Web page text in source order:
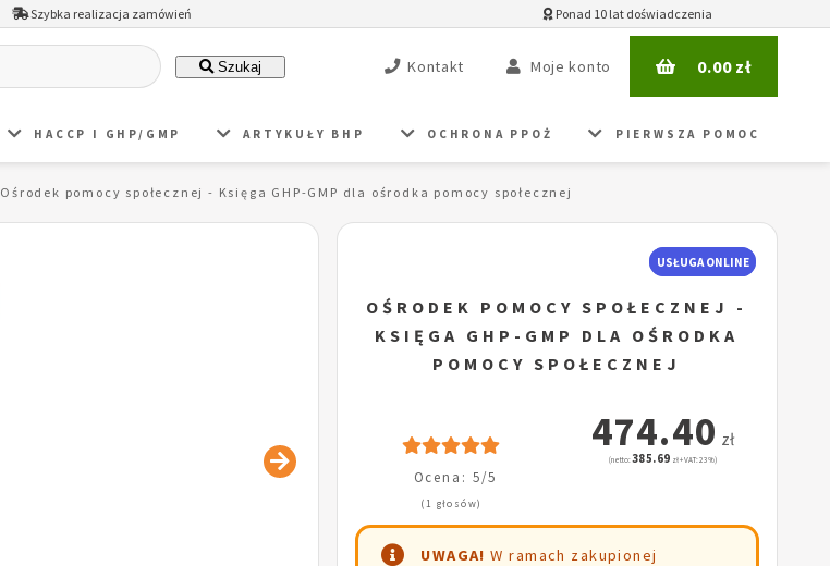
Szybka realizacja zamówień Ponad 10 lat doświadczenia
Szukaj Kontakt Moje konto 0.00zł
HACCP I GHP/GMP ARTYKUŁY BHP OCHRONA PPOŻ PIERWSZA POMOC
Ośrodek pomocy społecznej - Księga GHP-GMP dla ośrodka pomocy społecznej
USŁUGA ONLINE
OŚRODEK POMOCY SPOŁECZNEJ -
KSIĘGA GHP-GMP DLA OŚRODKA
POMOCY SPOŁECZNEJ
Ocena: 5/5
(1 głosów)
474.40 zł
(netto:385.69 zł + VAT: 23%)
UWAGA! W ramach zakupionej